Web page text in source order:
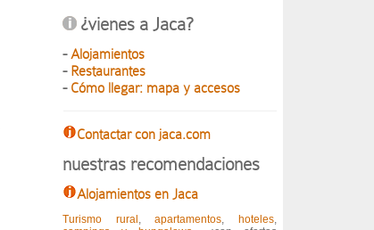
¿vienes a Jaca?
- Alojamientos
- Restaurantes
- Cómo llegar: mapa y accesos
Contactar con jaca.com
nuestras recomendaciones
Alojamientos en Jaca
Turismo rural ,apartamentos hoteles,